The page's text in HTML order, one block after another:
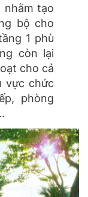
nhằm tạo
bộ cho
1 phù
còn lại
cho cả
vực chức
phòng